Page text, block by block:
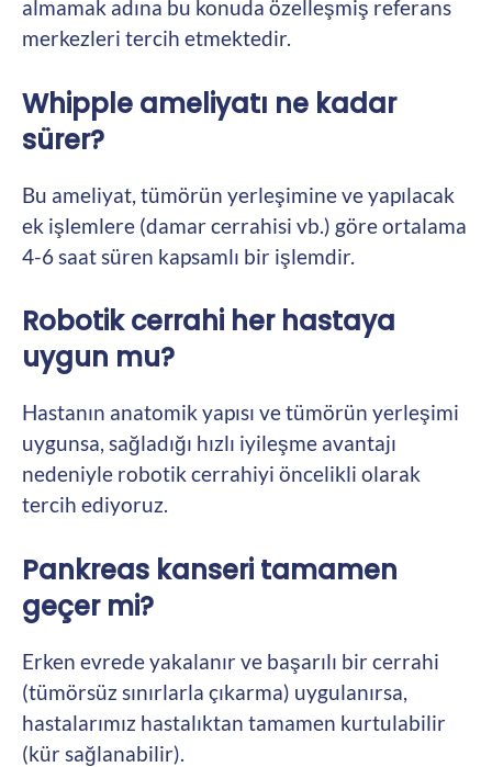
almamak adına bu konuda özelleşmiş referans
merkezleri tercih etmektedir.
Whipple ameliyatı ne kadar
sürer?
Bu ameliyat, tümörün yerleşimine ve yapılacak
ek işlemlere (damar cerrahisi vb.) göre ortalama
4-6 saat süren kapsamlı bir işlemdir.
Robotik cerrahi her hastaya
uygun mu?
Hastanın anatomik yapısı ve tümörün yerleşimi
uygunsa, sağladığı hızlı iyileşme avantajı
nedeniyle robotik cerrahiyi öncelikli olarak
tercih ediyoruz.
Pankreas kanseri tamamen
geçer mi?
Erken evrede yakalanır ve başarılı bir cerrahi
(tümörsüz sınırlarla çıkarma) uygulanırsa,
hastalarımız hastalıktan tamamen kurtulabilir
(kür sağlanabilir).